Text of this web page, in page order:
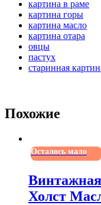
картина в раме
картина горы
картина масло
картина отара
овцы
пастух
старинная
Похожие
Осталось мало
Холст